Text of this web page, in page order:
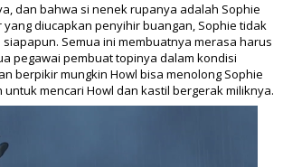
dan bahwa si nenek rupanya adalah Sophie
diucapkan penyihir buangan, Sophie tidak
Semua ini membuatnya merasa harus
pegawai pembuat topinya dalam kondisi
berpikir mungkin Howl bisa menolong Sophie
mencari Howl dan kastil bergerak miliknya.